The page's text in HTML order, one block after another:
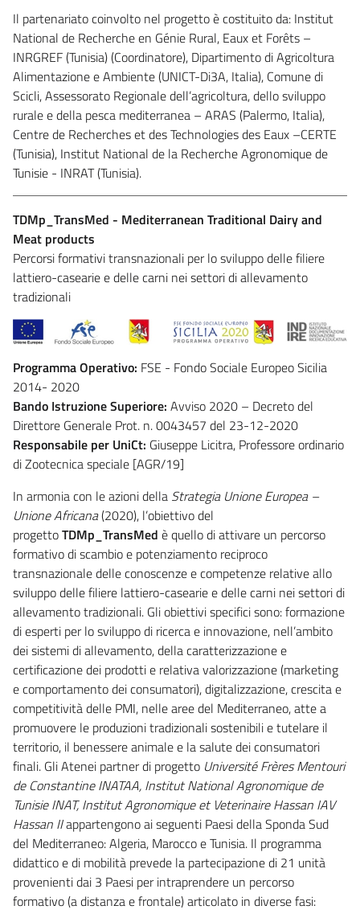
Il partenariato coinvolto nel progetto è costituito da: Institut
National de Recherche en Génie Rural, Eaux et Forêts –
INRGREF (Tunisia) (Coordinatore), Dipartimento di Agricoltura
Alimentazione e Ambiente (UNICT-Di3A, Italia), Comune di
Scicli, Assessorato Regionale dell’agricoltura, dello sviluppo
rurale e della pesca mediterranea – ARAS (Palermo, Italia),
Centre de Recherches et des Technologies des Eaux –CERTE
(Tunisia), Institut National de la Recherche Agronomique de
Tunisie - INRAT (Tunisia).
TDMp_TransMed - Mediterranean Traditional Dairy and
Meat products
Percorsi formativi transnazionali per lo sviluppo delle filiere
lattiero-casearie e delle carni nei settori di allevamento
tradizionali
Programma Operativo: FSE - Fondo Sociale Europeo Sicilia
2014- 2020
Bando Istruzione Superiore: Avviso 2020 – Decreto del
Direttore Generale Prot. n. 0043457 del 23-12-2020
Responsabile per UniCt: Giuseppe Licitra, Professore ordinario
di Zootecnica speciale [AGR/19]
In armonia con le azioni della Strategia Unione Europea –
Unione Africana(2020), l’obiettivo del
progettoTDMp_TransMed è quello di attivare un percorso
formativo di scambio e potenziamento reciproco
transnazionale delle conoscenze e competenze relative allo
sviluppo delle filiere lattiero-casearie e delle carni nei settori di
allevamento tradizionali. Gli obiettivi specifici sono: formazione
di esperti per lo sviluppo di ricerca e innovazione, nell’ambito
dei sistemi di allevamento, della caratterizzazione e
certificazione dei prodotti e relativa valorizzazione (marketing
e comportamento dei consumatori), digitalizzazione, crescita e
competitività delle PMI, nelle aree del Mediterraneo, atte a
promuovere le produzioni tradizionali sostenibili e tutelare il
territorio, il benessere animale e la salute dei consumatori
finali. Gli Atenei partner di progetto Université Frères Mentouri
de Constantine INATAA, Institut National Agronomique de
Tunisie INAT, Institut Agronomique et Veterinaire Hassan IAV
Hassan IIappartengono ai seguenti Paesi della Sponda Sud
del Mediterraneo: Algeria, Marocco e Tunisia. Il programma
didattico e di mobilità prevede la partecipazione di 21 unità
provenienti dai 3 Paesi per intraprendere un percorso
formativo (a distanza e frontale) articolato in diverse fasi: